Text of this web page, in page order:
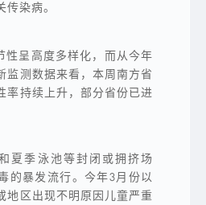
染病。
性呈高度多样化，而从今年
监测数据来看，本周南方省
率持续上升，部分省份已进
夏季泳池等封闭或拥挤场
的暴发流行。今年3月份以
地区出现不明原因儿童严重